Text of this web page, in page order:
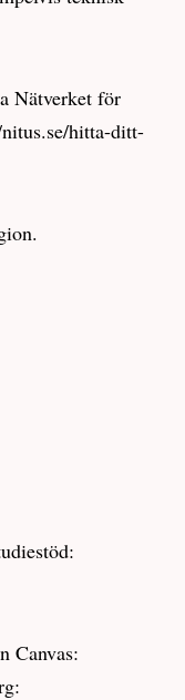
Nätverket för
hitta-ditt-
Canvas: